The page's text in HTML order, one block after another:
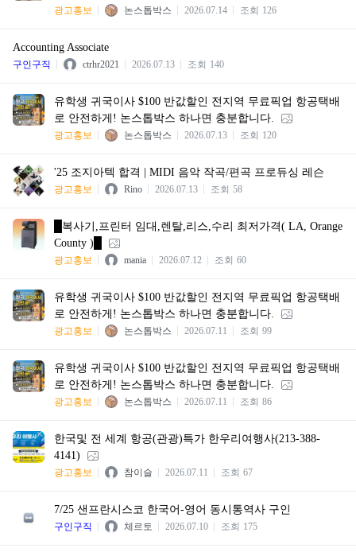
광고홍보 논스톱박스 2026.07.14 조회 126
Accounting Associate
구인구직 ctrhr2021 2026.07.13 조회 140
유학생 귀국이사 $100 반값할인 전지역 무료픽업 항공택배
로 안전하게! 논스톱박스 하나면 충분합니다.
광고홍보 논스톱박스 2026.07.13 조회 120
'25 조지아텍 합격 | MIDI 음악 작곡/편곡 프로듀싱 레슨
광고홍보 Rino 2026.07.13 조회 58
█복사기,프린터 임대,렌탈,리스,수리 최저가격( LA, Orange
County )█
광고홍보 mania 2026.07.12 조회 60
유학생 귀국이사 $100 반값할인 전지역 무료픽업 항공택배
로 안전하게! 논스톱박스 하나면 충분합니다.
광고홍보 논스톱박스 2026.07.11 조회 99
유학생 귀국이사 $100 반값할인 전지역 무료픽업 항공택배
로 안전하게! 논스톱박스 하나면 충분합니다.
광고홍보 논스톱박스 2026.07.11 조회 86
한국및 전 세계 항공(관광)특가 한우리여행사(213-388-
4141)
광고홍보 참이슬 2026.07.11 조회 67
7/25 샌프란시스코 한국어-영어 동시통역사 구인
구인구직 체르토 2026.07.10 조회 175